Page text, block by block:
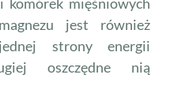
jest również
strony energii
oszczędne nią